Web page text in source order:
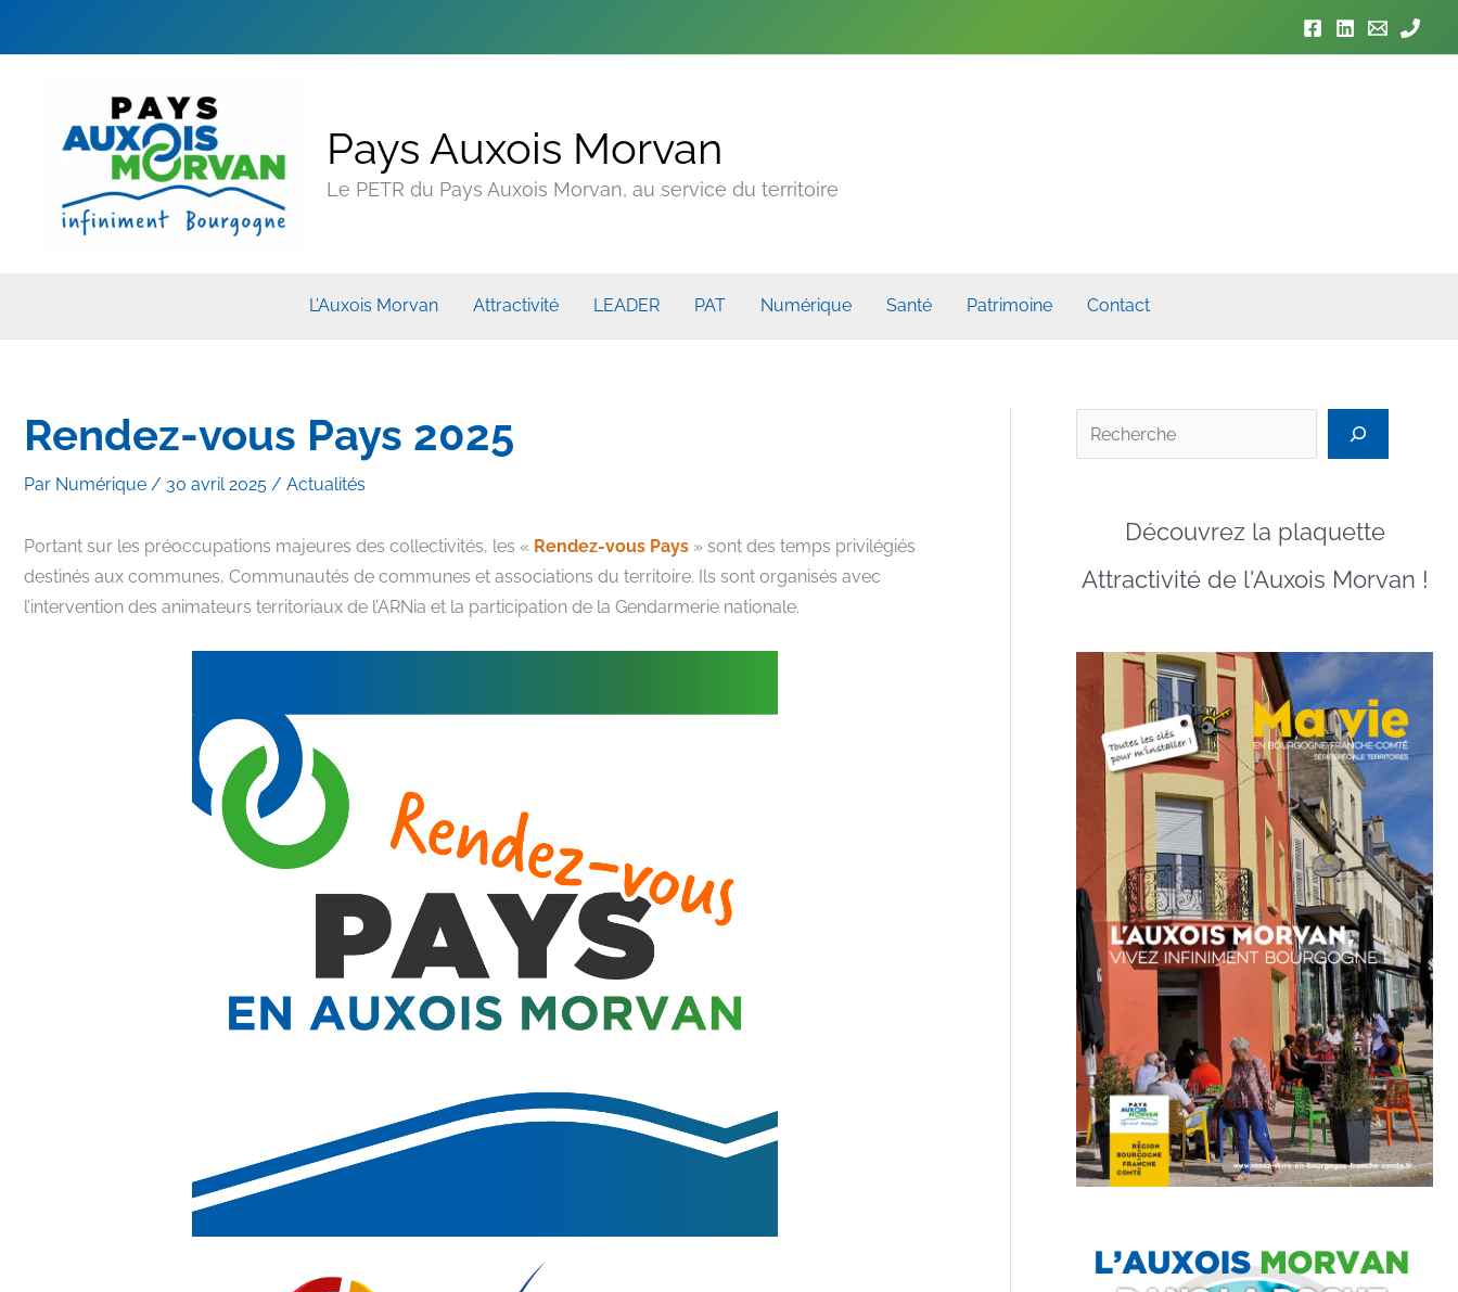
Pays Auxois Morvan
Le PETR du Pays Auxois Morvan, au service du territoire
L’Auxois Morvan Attractivité LEADER PAT Numérique Santé Patrimoine Contact
Rendez-vous Pays 2025
Par Numérique / 30 avril 2025 / Actualités
Portant sur les préoccupations majeures des collectivités, les « Rendez-vous Pays » sont des temps privilégiés
destinés aux communes, Communautés de communes et associations du territoire. Ils sont organisés avec
l’intervention des animateurs territoriaux de l’ARNia et la participation de la Gendarmerie nationale.
Découvrez la plaquette
Attractivité de l'Auxois Morvan !